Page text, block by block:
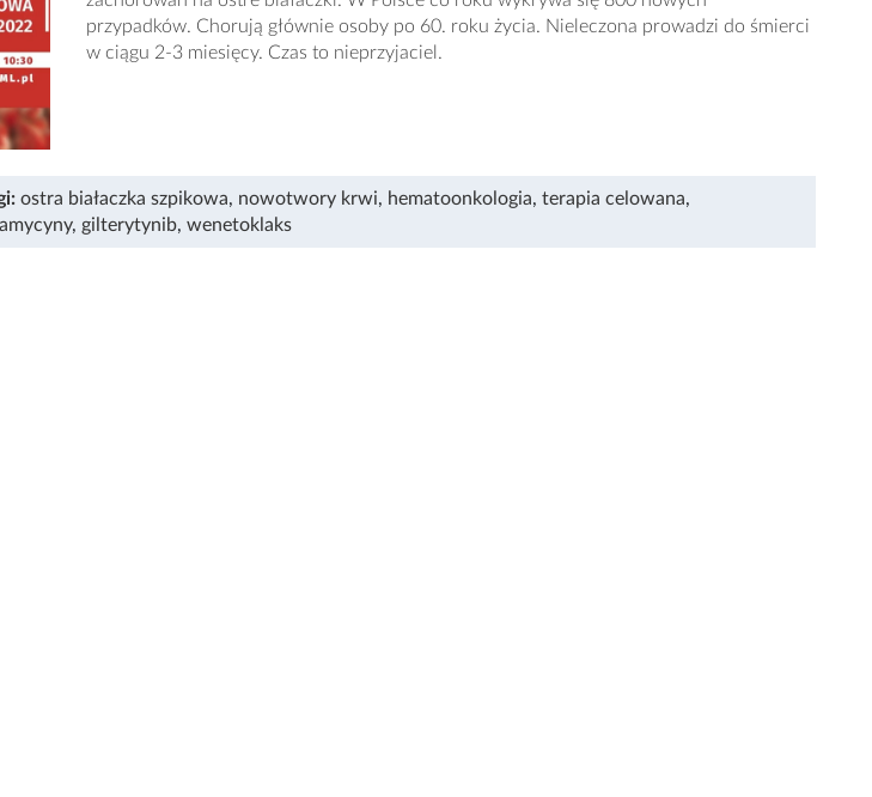
przypadków. Chorują głównie osoby po 60. roku życia. Nieleczona prowadzi do śmierci
w ciągu 2-3 miesięcy. Czas to nieprzyjaciel.
ostra białaczka szpikowa, nowotwory krwi, hematoonkologia, terapia celowana,
, gilterytynib, wenetoklaks